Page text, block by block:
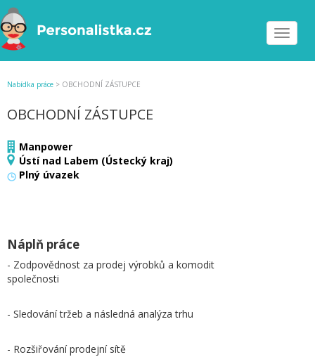
Toggle
Nabídka práce > OBCHODNÍ ZÁSTUPCE
OBCHODNÍ ZÁSTUPCE
Manpower
Ústí nad Labem (Ústecký kraj)
Plný úvazek
Náplň práce
- Zodpovědnost za prodej výrobků a komodit
společnosti
- Sledování tržeb a následná analýza trhu
- Rozšiřování prodejní sítě